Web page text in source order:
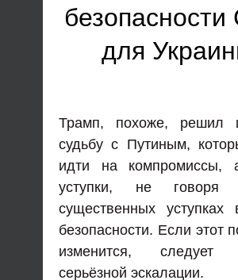
для
Трамп, похоже, решил
судьбу с Путиным,
идти на
уступки, не
существенных
безопасности. Если этот
изменится, следует
серьёзной эскалации.